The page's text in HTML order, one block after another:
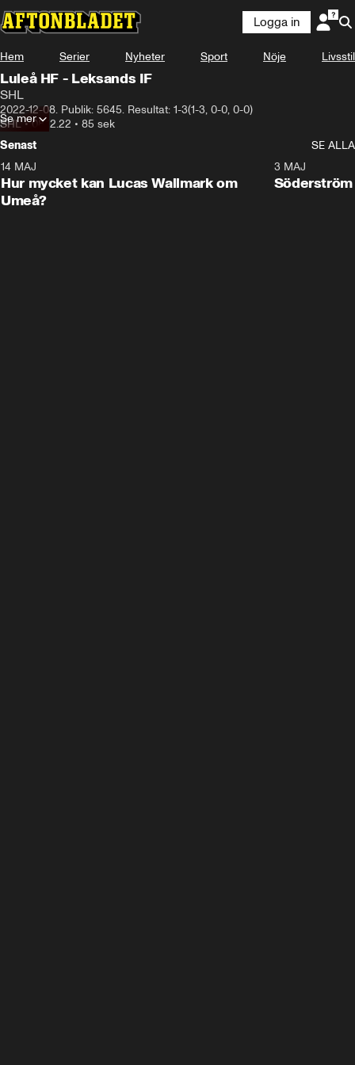
Logga in
Hem Serier Nyheter Sport Nöje Livsstil
Luleå HF - Leksands IF
SHL
2022-12-08. Publik: 5645. Resultat: 1-3(1-3, 0-0, 0-0)
SHL•08.12.22 • 85 sek
Se mer
Senast
SE ALLA
Plus
14 MAJ
Hur mycket kan Lucas Wallmark om
Umeå?
3 MAJ